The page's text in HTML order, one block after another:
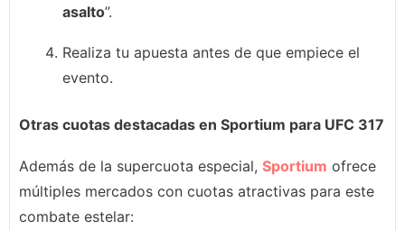
asalto”.
Realiza tu apuesta antes de que empiece el
evento.
Otras cuotas destacadas en Sportium para UFC 317
Además de la supercuota especial, Sportium ofrece
múltiples mercados con cuotas atractivas para este
combate estelar: